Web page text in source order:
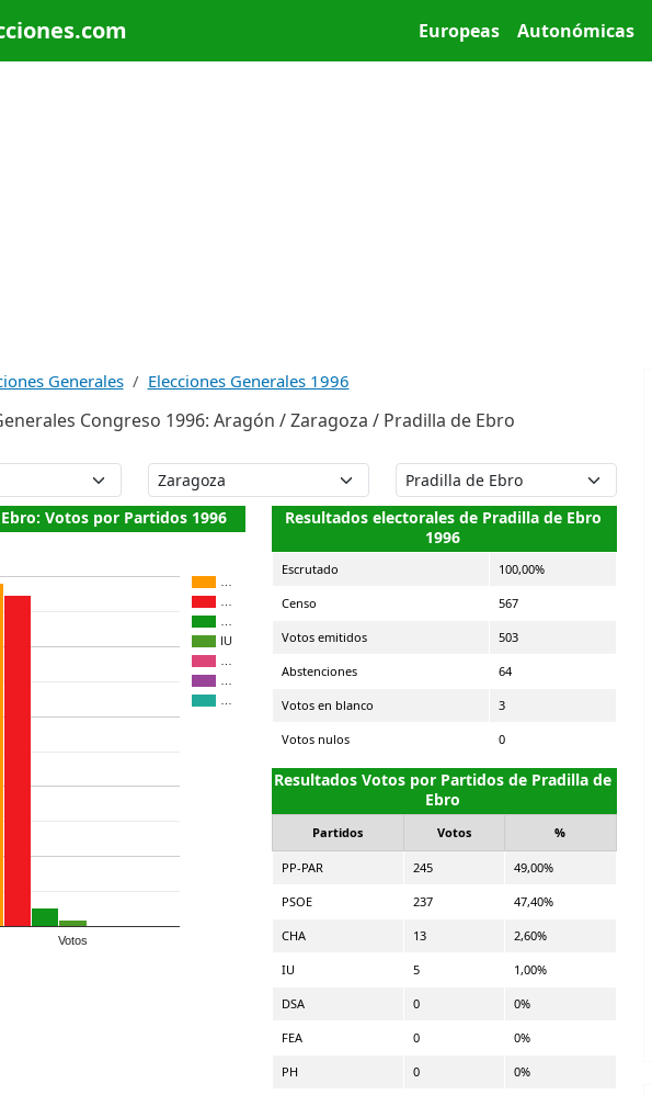
Main menu
Europeas Autonómicas
Generales Elecciones Generales 1996
Congreso 1996: Aragón / Zaragoza / Pradilla de Ebro
Votos por Partidos 1996
IU
Votos
Resultados electorales de Pradilla de Ebro
1996
Escrutado 100,00%
Censo 567
Votos emitidos 503
Abstenciones 64
Votos en blanco 3
Votos nulos 0
Resultados Votos por Partidos de Pradilla de
Ebro
Partidos Votos %
PP-PAR 245 49,00%
PSOE 237 47,40%
CHA 13 2,60%
IU 5 1,00%
DSA 0 0%
FEA 0 0%
PH 0 0%